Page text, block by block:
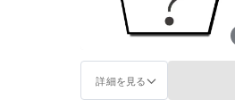
詳細を見る